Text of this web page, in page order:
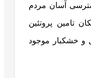
آسان مردم
تامین پروتئین
22 قلم آجیل و خشکبار موجود